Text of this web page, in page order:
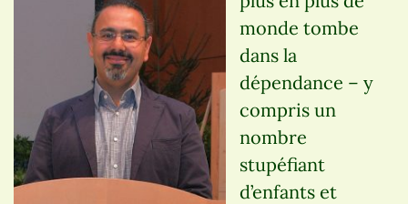
monde tombe
dans la
dépendance – y
compris un
nombre
stupéfiant
d’enfants et